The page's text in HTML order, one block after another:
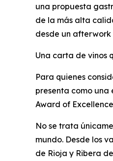
una propuesta
de la más alta
desde un
Una carta de vinos
Para quienes
presenta como
Award of
No se trata
mundo. Desde los
de Rioja y Ribera